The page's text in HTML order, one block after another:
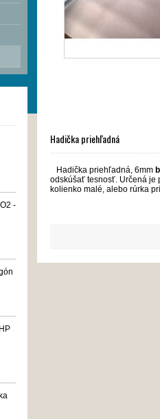
-
Hadička priehľadná
Hadička priehľadná, 6mm
odskúšať tesnosť. Určená je
kolienko malé, alebo rúrka